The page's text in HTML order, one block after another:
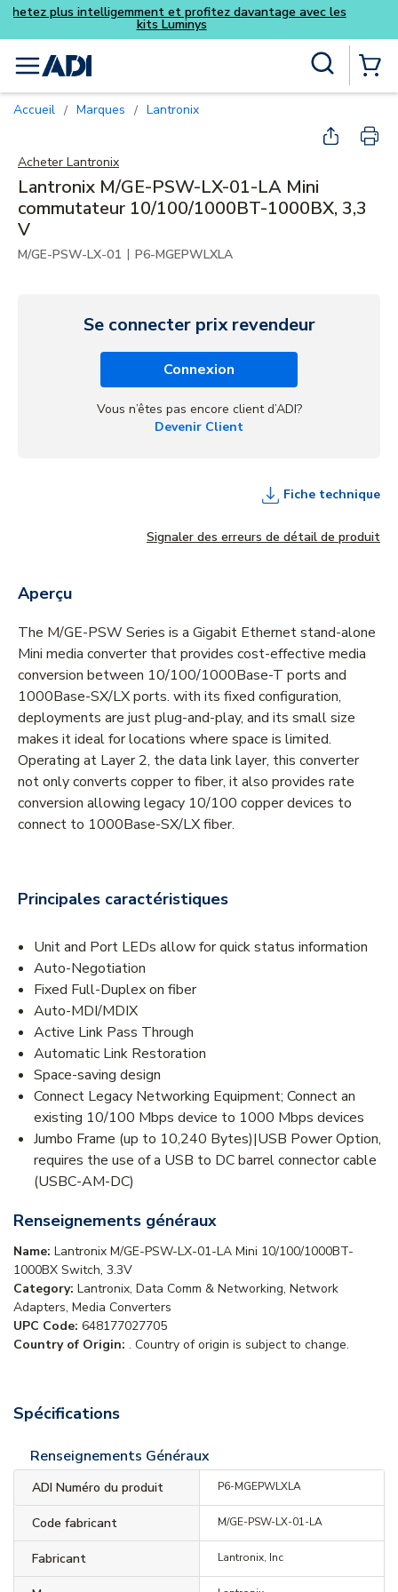
Skip to main content
Achetez plus intelligemment et
menu
Accueil / Marques / Lantronix
Acheter Lantronix
Lantronix M/GE-PSW-LX-01-LA Mini
commutateur 10/100/1000BT-1000BX, 3,3
V
M/GE-PSW-LX-01 | P6-MGEPWLXLA
Se connecter prix revendeur
Connexion
Vous n’êtes pas encore client d’ADI?
Devenir Client
Fiche technique
Signaler des erreurs de détail de produit
Aperçu
The M/GE-PSW Series is a Gigabit Ethernet stand-alone
Mini media converter that provides cost-effective media
conversion between 10/100/1000Base-T ports and
1000Base-SX/LX ports. with its fixed configuration,
deployments are just plug-and-play, and its small size
makes it ideal for locations where space is limited.
Operating at Layer 2, the data link layer, this converter
not only converts copper to fiber, it also provides rate
conversion allowing legacy 10/100 copper devices to
connect to 1000Base-SX/LX fiber.
Principales caractéristiques
Unit and Port LEDs allow for quick status information
Auto-Negotiation
Fixed Full-Duplex on fiber
Auto-MDI/MDIX
Active Link Pass Through
Automatic Link Restoration
Space-saving design
Connect Legacy Networking Equipment; Connect an
existing 10/100 Mbps device to 1000 Mbps devices
Jumbo Frame (up to 10,240 Bytes)|USB Power Option,
requires the use of a USB to DC barrel connector cable
(USBC-AM-DC)
Renseignements généraux
Name: Lantronix M/GE-PSW-LX-01-LA Mini 10/100/1000BT-
1000BX Switch, 3.3V
Category: Lantronix, Data Comm & Networking, Network
Adapters, Media Converters
UPC Code: 648177027705
Country of Origin: . Country of origin is subject to change.
Spécifications
Renseignements Généraux
ADI Numéro du produit P6-MGEPWLXLA
Code fabricant M/GE-PSW-LX-01-LA
Fabricant Lantronix, Inc